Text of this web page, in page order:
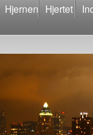
Hjernen Hjertet